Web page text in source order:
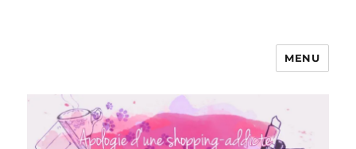
Apologie d'une Shopping-addicte
MENU